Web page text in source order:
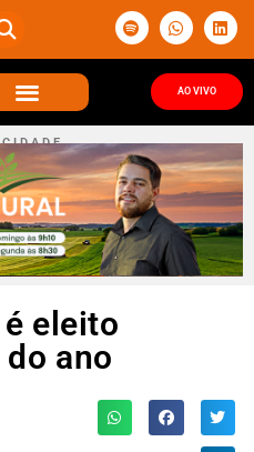
AO VIVO
I D A D E
eleito
ano